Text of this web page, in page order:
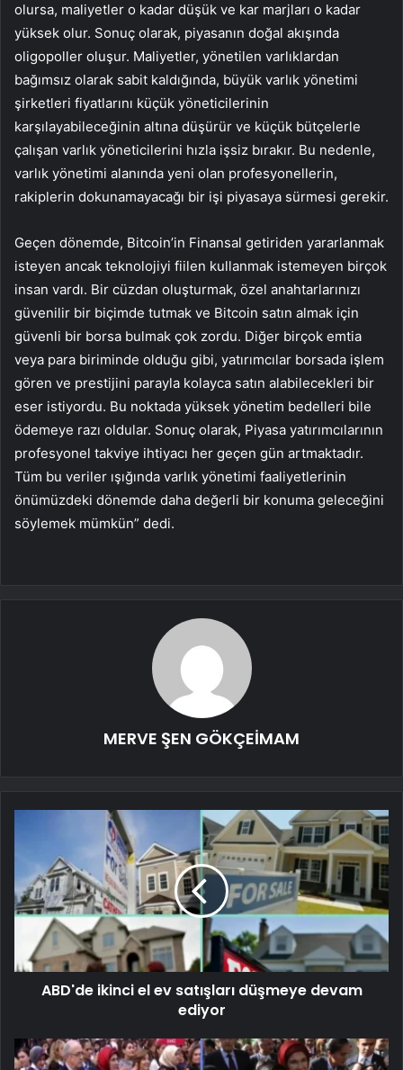
olursa, maliyetler o kadar düşük ve kar marjları o kadar
yüksek olur. Sonuç olarak, piyasanın doğal akışında
oligopoller oluşur. Maliyetler, yönetilen varlıklardan
bağımsız olarak sabit kaldığında, büyük varlık yönetimi
şirketleri fiyatlarını küçük yöneticilerinin
karşılayabileceğinin altına düşürür ve küçük bütçelerle
çalışan varlık yöneticilerini hızla işsiz bırakır. Bu nedenle,
varlık yönetimi alanında yeni olan profesyonellerin,
rakiplerin dokunamayacağı bir işi piyasaya sürmesi gerekir.
Geçen dönemde, Bitcoin’in Finansal getiriden yararlanmak
isteyen ancak teknolojiyi fiilen kullanmak istemeyen birçok
insan vardı. Bir cüzdan oluşturmak, özel anahtarlarınızı
güvenilir bir biçimde tutmak ve Bitcoin satın almak için
güvenli bir borsa bulmak çok zordu. Diğer birçok emtia
veya para biriminde olduğu gibi, yatırımcılar borsada işlem
gören ve prestijini parayla kolayca satın alabilecekleri bir
eser istiyordu. Bu noktada yüksek yönetim bedelleri bile
ödemeye razı oldular. Sonuç olarak, Piyasa yatırımcılarının
profesyonel takviye ihtiyacı her geçen gün artmaktadır.
Tüm bu veriler ışığında varlık yönetimi faaliyetlerinin
önümüzdeki dönemde daha değerli bir konuma geleceğini
söylemek mümkün” dedi.
MERVE ŞEN GÖKÇEİMAM
ABD'de ikinci el ev satışları düşmeye devam
ediyor